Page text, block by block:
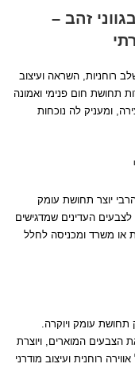
זהב –
רוחניות, השראה ועיצוב
תחושת חום פנימי ואמונה
ומעניק לה נוכחות
יוצר תחושת עומק
העדינים שמדגישים
או משרד ומכניסה לחלל
תחושת עומק ויוקרה.
המוארים, ויוצרת
רוחנית ועיצוב מודרני